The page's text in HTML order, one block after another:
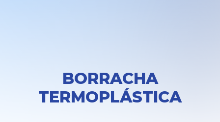
BORRACHA
TERMOPLÁSTICA